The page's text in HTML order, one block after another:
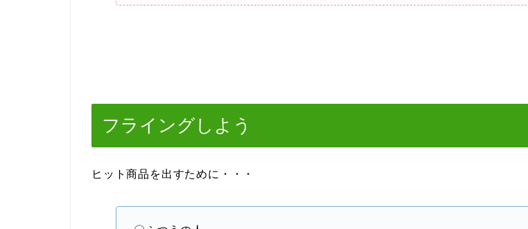
フライングしよう
ヒット商品を出すために・・・